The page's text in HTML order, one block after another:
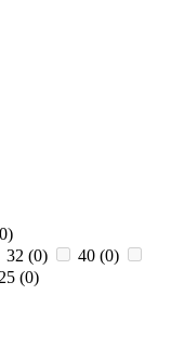
0)
32 (0) 40 (0)
(0)